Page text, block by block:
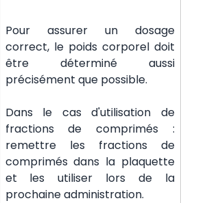
Pour assurer un dosage
correct, le poids corporel doit
être déterminé aussi
précisément que possible.
Dans le cas d'utilisation de
fractions de comprimés :
remettre les fractions de
comprimés dans la plaquette
et les utiliser lors de la
prochaine administration.